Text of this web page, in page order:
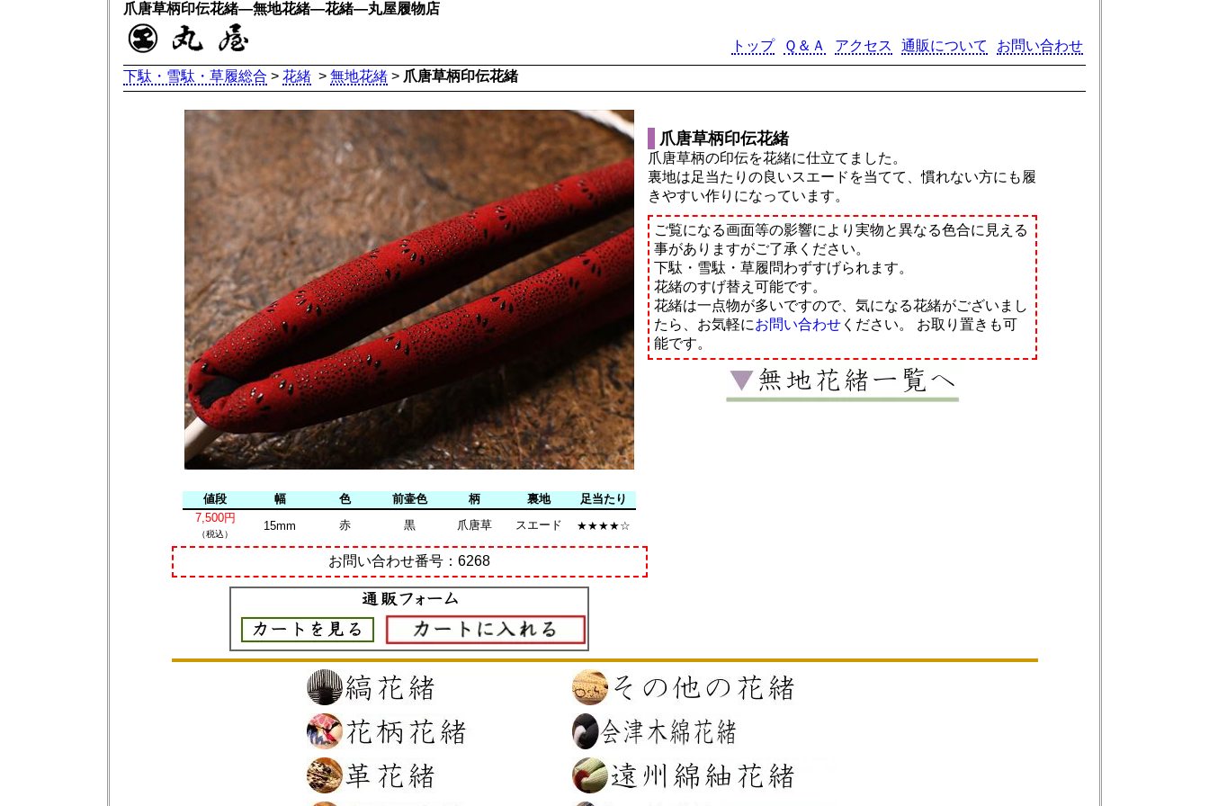
爪唐草柄印伝花緒―無地花緒―花緒―丸屋履物店
トップ Ｑ＆Ａ アクセス 通販について
お問い合わせ
下駄・雪駄・草履総合 > 花緒 > 無地花緒 > 爪唐草柄印伝花緒
値段 幅 色 前壷色 柄 裏地
足当たり
7,500円
（税込）
15mm 赤 黒 爪唐草 スエード ★★★★☆
お問い合わせ番号：6268
爪唐草柄印伝花緒
爪唐草柄の印伝を花緒に仕立てました。
裏地は足当たりの良いスエードを当てて、慣れない方にも履
きやすい作りになっています。
ご覧になる画面等の影響により実物と異なる色合に見える
事がありますがご了承ください。
下駄・雪駄・草履問わずすげられます。
花緒のすげ替え可能です。
花緒は一点物が多いですので、気になる花緒がございまし
たら、お気軽にお問い合わせ ください。
お取り置きも可
能です。